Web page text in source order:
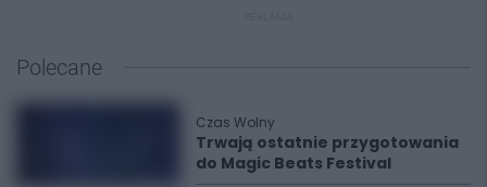
Polecane
Czas Wolny
Trwają ostatnie przygotowania
do Magic Beats Festival